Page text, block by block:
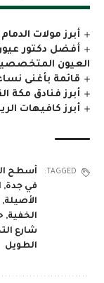
أبرز مولات الدمام
أفضل دكتور
العيون
قائمة بأغنى نساء
أبرز فنادق مكة
أبرز كافيهات
TAGGED: أسطح
في جدة,
الأصيلة,
الخفية,
شارع
الطويل